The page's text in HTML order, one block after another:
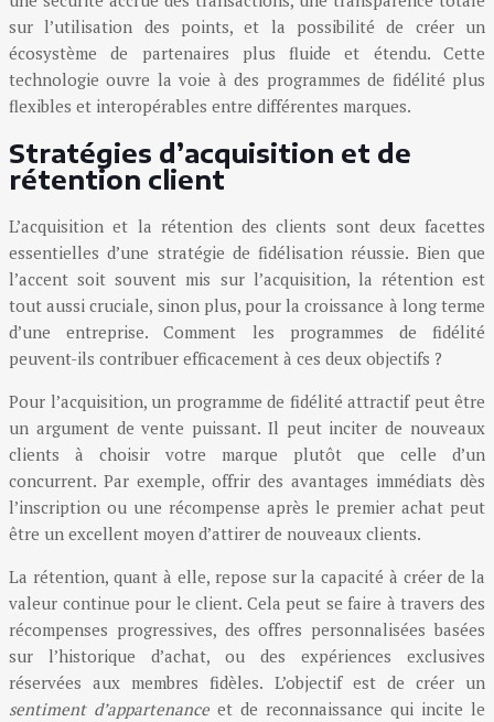
sur l’utilisation des points, et la possibilité de créer un
écosystème de partenaires plus fluide et étendu. Cette
technologie ouvre la voie à des programmes de fidélité plus
flexibles et interopérables entre différentes marques.
Stratégies d’acquisition et de
rétention client
L’acquisition et la rétention des clients sont deux facettes
essentielles d’une stratégie de fidélisation réussie. Bien que
l’accent soit souvent mis sur l’acquisition, la rétention est
tout aussi cruciale, sinon plus, pour la croissance à long terme
d’une entreprise. Comment les programmes de fidélité
peuvent-ils contribuer efficacement à ces deux objectifs ?
Pour l’acquisition, un programme de fidélité attractif peut être
un argument de vente puissant. Il peut inciter de nouveaux
clients à choisir votre marque plutôt que celle d’un
concurrent. Par exemple, offrir des avantages immédiats dès
l’inscription ou une récompense après le premier achat peut
être un excellent moyen d’attirer de nouveaux clients.
La rétention, quant à elle, repose sur la capacité à créer de la
valeur continue pour le client. Cela peut se faire à travers des
récompenses progressives, des offres personnalisées basées
sur l’historique d’achat, ou des expériences exclusives
réservées aux membres fidèles. L’objectif est de créer un
sentiment d’appartenance et de reconnaissance qui incite le